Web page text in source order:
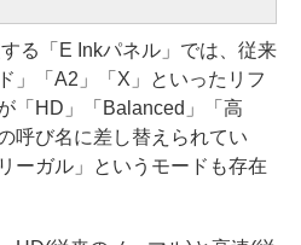
る「E Inkパネル」では、従来
」「A2」「X」といったリフ
「HD」「Balanced」「高
呼び名に差し替えられてい
ーガル」というモードも存在